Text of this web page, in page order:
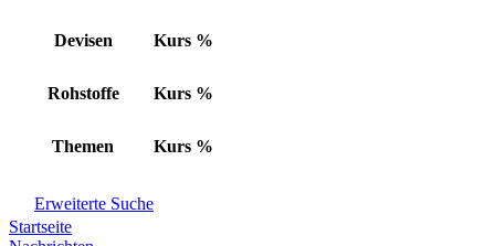
Devisen Kurs %
Rohstoffe Kurs %
Themen Kurs %
Erweiterte Suche
Startseite